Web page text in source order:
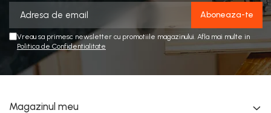
Vreau sa primesc newsletter cu promotiile magazinului. Afla mai multe in
Politica de Confidentialitate
Magazinul meu